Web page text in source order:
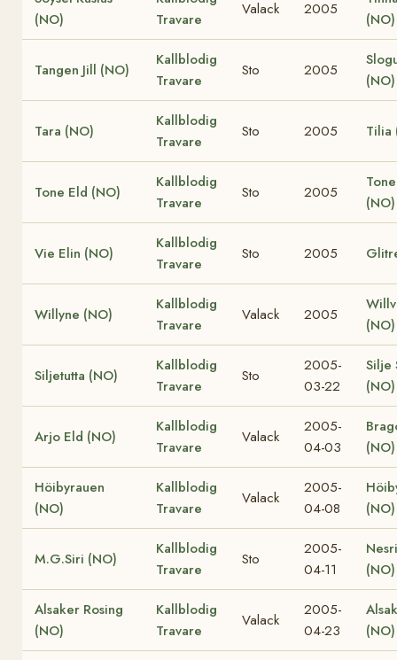
(NO)
Travare
Valack 2005
(NO)
Tangen Jill (NO)
Kallblodig
Travare
Sto 2005
(NO)
Tara (NO)
Kallblodig
Travare
Sto 2005 Tilia
Tone Eld (NO)
Kallblodig
Travare
Sto 2005
(NO)
Vie Elin (NO)
Kallblodig
Travare
Sto 2005
Willyne (NO)
Kallblodig
Travare
Valack 2005
(NO)
Siljetutta (NO)
Kallblodig
Travare
Sto
2005-
03-22
Silje
(NO)
Arjo Eld (NO)
Kallblodig
Travare
Valack
2005-
04-03
(NO)
Höibyrauen
(NO)
Kallblodig
Travare
Valack
2005-
04-08
(NO)
M.G.Siri (NO)
Kallblodig
Travare
Sto
2005-
04-11
(NO)
Alsaker Rosing
(NO)
Kallblodig
Travare
Valack
2005-
04-23
(NO)